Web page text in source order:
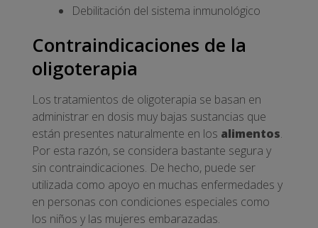
Debilitación del sistema inmunológico
Contraindicaciones de la
oligoterapia
Los tratamientos de oligoterapia se basan en
administrar en dosis muy bajas sustancias que
están presentes naturalmente en los alimentos.
Por esta razón, se considera bastante segura y
sin contraindicaciones. De hecho, puede ser
utilizada como apoyo en muchas enfermedades y
en personas con condiciones especiales como
los niños y las mujeres embarazadas.